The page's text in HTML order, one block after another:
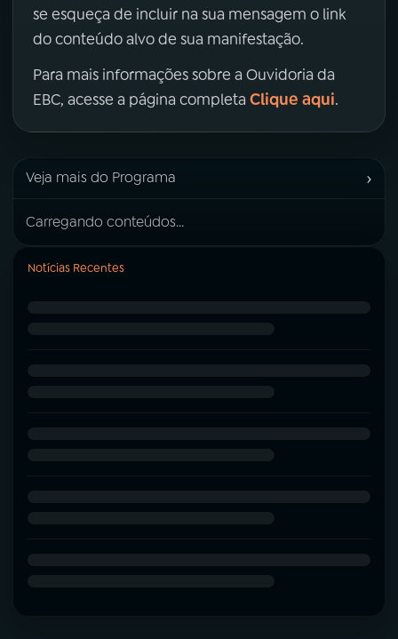
se esqueça de incluir na sua mensagem o link
do conteúdo alvo de sua manifestação.
Para mais informações sobre a Ouvidoria da
EBC, acesse a página completa Clique aqui.
Veja mais do Programa ›
Carregando conteúdos...
Notícias Recentes